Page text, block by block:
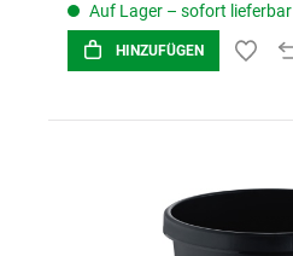
Auf Lager – sofort lieferbar
HINZUFÜGEN